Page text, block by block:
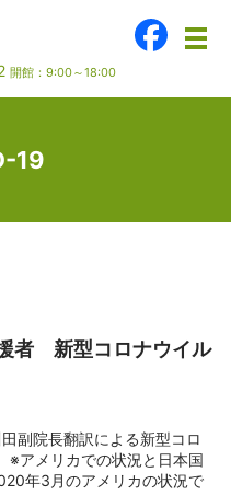
メ
開館：9:00～18:00
19
者 新型コロナウイル
副院長翻訳による新型コロ
※アメリカでの状況と日本国
年3月のアメリカの状況で